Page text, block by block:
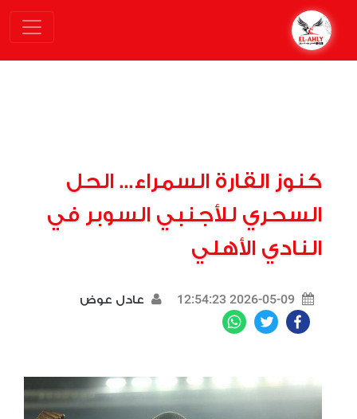
كنوز القارة السمراء... الحل
السحري للأجنبي السوبر في
النادي الأهلي
2026-05-09 12:54:23 عادل عوض
Facebook
Twitter